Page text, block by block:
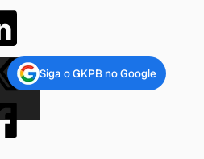
Siga o GKPB no Google